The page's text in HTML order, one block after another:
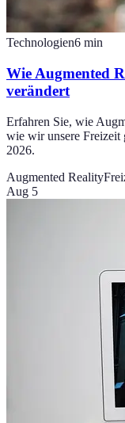
Technologien6 min
Wie Augmented
verändert
Erfahren Sie, wie
wie wir unsere Freizeit
2026.
Augmented Reality
Aug 5